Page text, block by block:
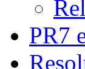
PR7